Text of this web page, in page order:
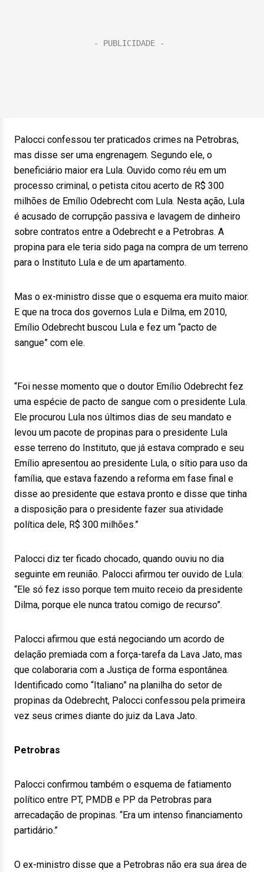
Palocci confessou ter praticados crimes na Petrobras,
mas disse ser uma engrenagem. Segundo ele, o
beneficiário maior era Lula. Ouvido como réu em um
processo criminal, o petista citou acerto de R$ 300
milhões de Emílio Odebrecht com Lula. Nesta ação, Lula
é acusado de corrupção passiva e lavagem de dinheiro
sobre contratos entre a Odebrecht e a Petrobras. A
propina para ele teria sido paga na compra de um terreno
para o Instituto Lula e de um apartamento.
Mas o ex-ministro disse que o esquema era muito maior.
E que na troca dos governos Lula e Dilma, em 2010,
Emílio Odebrecht buscou Lula e fez um “pacto de
sangue” com ele.
“Foi nesse momento que o doutor Emílio Odebrecht fez
uma espécie de pacto de sangue com o presidente Lula.
Ele procurou Lula nos últimos dias de seu mandato e
levou um pacote de propinas para o presidente Lula
esse terreno do Instituto, que já estava comprado e seu
Emílio apresentou ao presidente Lula, o sítio para uso da
família, que estava fazendo a reforma em fase final e
disse ao presidente que estava pronto e disse que tinha
a disposição para o presidente fazer sua atividade
política dele, R$ 300 milhões.”
Palocci diz ter ficado chocado, quando ouviu no dia
seguinte em reunião. Palocci afirmou ter ouvido de Lula:
“Ele só fez isso porque tem muito receio da presidente
Dilma, porque ele nunca tratou comigo de recurso”.
Palocci afirmou que está negociando um acordo de
delação premiada com a força-tarefa da Lava Jato, mas
que colaboraria com a Justiça de forma espontânea.
Identificado como “Italiano” na planilha do setor de
propinas da Odebrecht, Palocci confessou pela primeira
vez seus crimes diante do juiz da Lava Jato.
Petrobras
Palocci confirmou também o esquema de fatiamento
político entre PT, PMDB e PP da Petrobras para
arrecadação de propinas. “Era um intenso financiamento
partidário.”
O ex-ministro disse que a Petrobras não era sua área de